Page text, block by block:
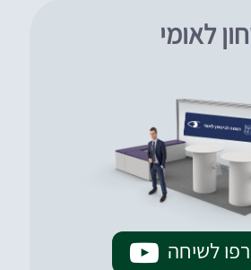
לאומי
לשיחה